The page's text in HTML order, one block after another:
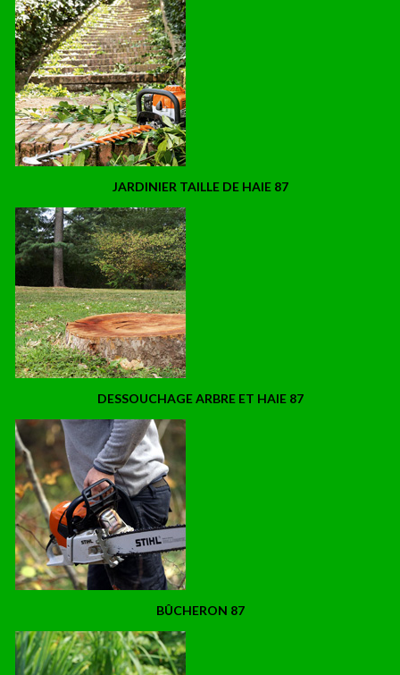
JARDINIER TAILLE DE HAIE 87
DESSOUCHAGE ARBRE ET HAIE 87
BÛCHERON 87